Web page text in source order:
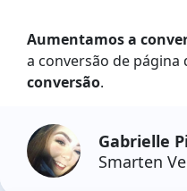
Aumentamos a
a conversão de página
conversão.
Gabrielle
Smarten